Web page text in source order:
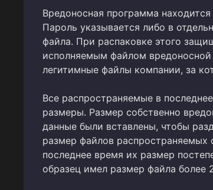
Вредоносная программа
Пароль указывается либо в
файла. При распаковке этого
исполняемым файлом
легитимные файлы компании, за
Все распространяемые в
размеры. Размер собственно
данные были вставлены, чтобы
размер файлов
последнее время их размер
образец имел размер файла более